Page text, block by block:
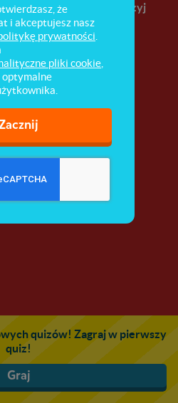
w nawiasach. Obejrzyj
filmik!
quizów! Zagraj w pierwszy
quiz!
Graj
że
i akceptujesz nasz
prywatności
pliki cookie
optymalne